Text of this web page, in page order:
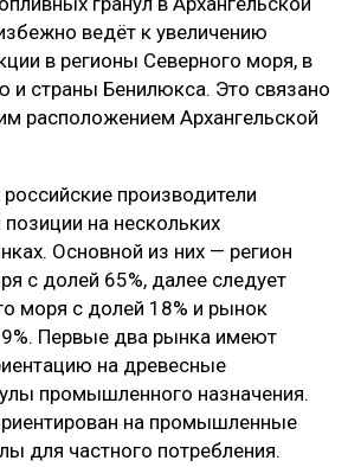
ведёт к увеличению
в регионы Северного моря, в
и страны Бенилюкса. Это связано
расположением Архангельской
производители
на нескольких
Основной из них — регион
с долей 65%, далее следует
моря с долей 18% и рынок
Первые два рынка имеют
на древесные
промышленного назначения.
на промышленные
для частного потребления.